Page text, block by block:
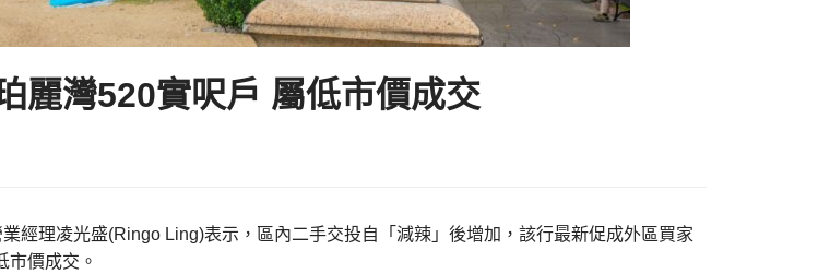
麗灣520實呎戶 屬低市價成交
經理凌光盛(Ringo Ling)表示，區內二手交投自「減辣」後增加，該行最新促成外區買家
市價成交。